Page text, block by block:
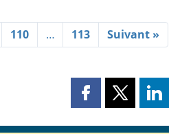
110 … 113 Suivant »
Partager
page
Partager
page